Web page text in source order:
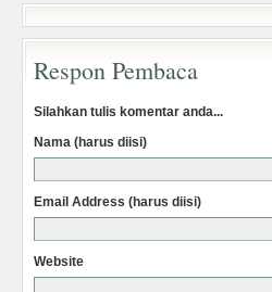
Respon Pembaca
Silahkan tulis komentar anda...
Nama (harus diisi)
Email Address (harus diisi)
Website